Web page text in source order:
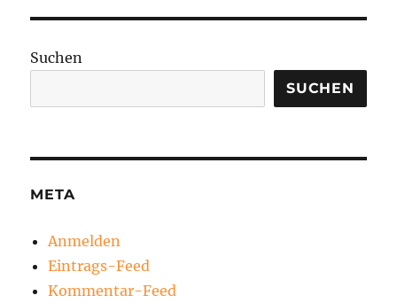
Suchen
SUCHEN
META
Anmelden
Eintrags-Feed
Kommentar-Feed